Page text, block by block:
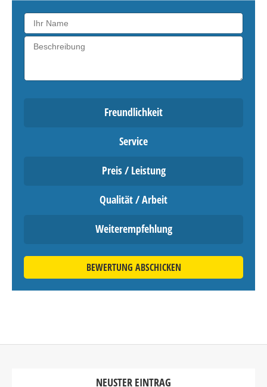
Freundlichkeit
Service
Preis / Leistung
Qualität / Arbeit
Weiterempfehlung
BEWERTUNG ABSCHICKEN
NEUSTER EINTRAG